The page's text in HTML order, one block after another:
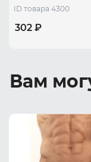
ID товара 4300
302 ₽
Вам